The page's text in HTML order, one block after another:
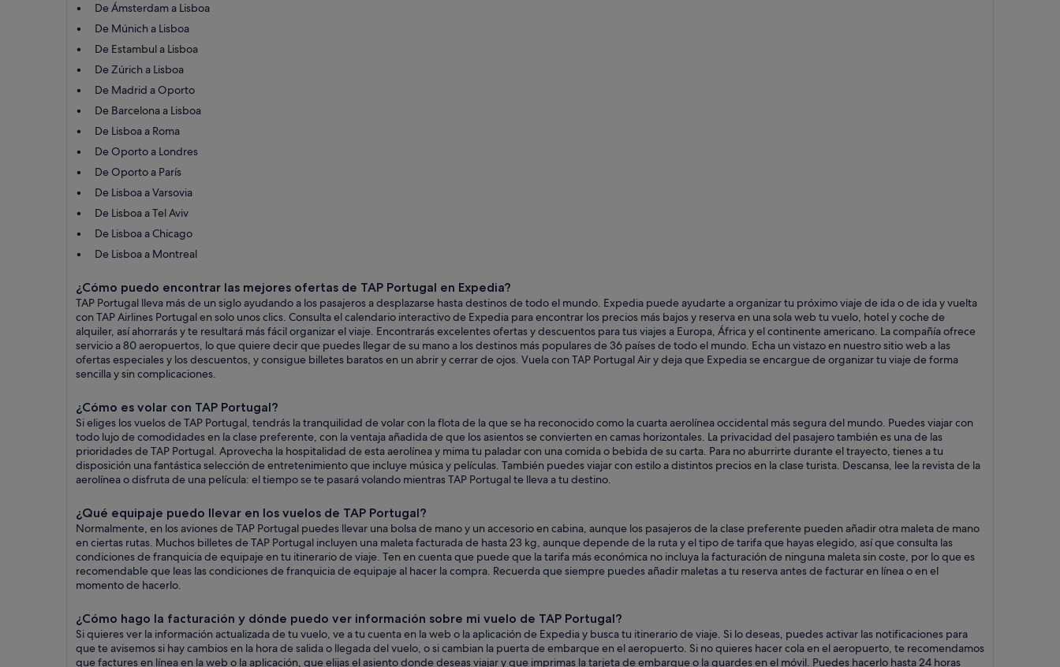
De Ámsterdam a Lisboa
De Múnich a Lisboa
De Estambul a Lisboa
De Zúrich a Lisboa
De Madrid a Oporto
De Barcelona a Lisboa
De Lisboa a Roma
De Oporto a Londres
De Oporto a París
De Lisboa a Varsovia
De Lisboa a Tel Aviv
De Lisboa a Chicago
De Lisboa a Montreal
¿Cómo puedo encontrar las mejores ofertas de TAP Portugal en Expedia?
TAP Portugal lleva más de un siglo ayudando a los pasajeros a desplazarse hasta destinos de todo el mundo. Expedia puede ayudarte a organizar tu próximo viaje de ida o de ida y vuelta
con TAP Airlines Portugal en solo unos clics. Consulta el calendario interactivo de Expedia para encontrar los precios más bajos y reserva en una sola web tu vuelo, hotel y coche de
alquiler, así ahorrarás y te resultará más fácil organizar el viaje. Encontrarás excelentes ofertas y descuentos para tus viajes a Europa, África y el continente americano. La compañía ofrece
servicio a 80 aeropuertos, lo que quiere decir que puedes llegar de su mano a los destinos más populares de 36 países de todo el mundo. Echa un vistazo en nuestro sitio web a las
ofertas especiales y los descuentos, y consigue billetes baratos en un abrir y cerrar de ojos. Vuela con TAP Portugal Air y deja que Expedia se encargue de organizar tu viaje de forma
sencilla y sin complicaciones.
¿Cómo es volar con TAP Portugal?
Si eliges los vuelos de TAP Portugal, tendrás la tranquilidad de volar con la flota de la que se ha reconocido como la cuarta aerolínea occidental más segura del mundo. Puedes viajar con
todo lujo de comodidades en la clase preferente, con la ventaja añadida de que los asientos se convierten en camas horizontales. La privacidad del pasajero también es una de las
prioridades de TAP Portugal. Aprovecha la hospitalidad de esta aerolínea y mima tu paladar con una comida o bebida de su carta. Para no aburrirte durante el trayecto, tienes a tu
disposición una fantástica selección de entretenimiento que incluye música y películas. También puedes viajar con estilo a distintos precios en la clase turista. Descansa, lee la revista de la
aerolínea o disfruta de una película: el tiempo se te pasará volando mientras TAP Portugal te lleva a tu destino.
¿Qué equipaje puedo llevar en los vuelos de TAP Portugal?
Normalmente, en los aviones de TAP Portugal puedes llevar una bolsa de mano y un accesorio en cabina, aunque los pasajeros de la clase preferente pueden añadir otra maleta de mano
en ciertas rutas. Muchos billetes de TAP Portugal incluyen una maleta facturada de hasta 23 kg, aunque depende de la ruta y el tipo de tarifa que hayas elegido, así que consulta las
condiciones de franquicia de equipaje en tu itinerario de viaje. Ten en cuenta que puede que la tarifa más económica no incluya la facturación de ninguna maleta sin coste, por lo que es
recomendable que leas las condiciones de franquicia de equipaje al hacer la compra. Recuerda que siempre puedes añadir maletas a tu reserva antes de facturar en línea o en el
momento de hacerlo.
¿Cómo hago la facturación y dónde puedo ver información sobre mi vuelo de TAP Portugal?
Si quieres ver la información actualizada de tu vuelo, ve a tu cuenta en la web o la aplicación de Expedia y busca tu itinerario de viaje. Si lo deseas, puedes activar las notificaciones para
que te avisemos si hay cambios en la hora de salida o llegada del vuelo, o si cambian la puerta de embarque en el aeropuerto. Si no quieres hacer cola en el aeropuerto, te recomendamos
que factures en línea en la web o la aplicación, que elijas el asiento donde deseas viajar y que imprimas la tarjeta de embarque o la guardes en el móvil. Puedes hacerlo hasta 24 horas